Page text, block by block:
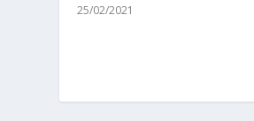
25/02/2021